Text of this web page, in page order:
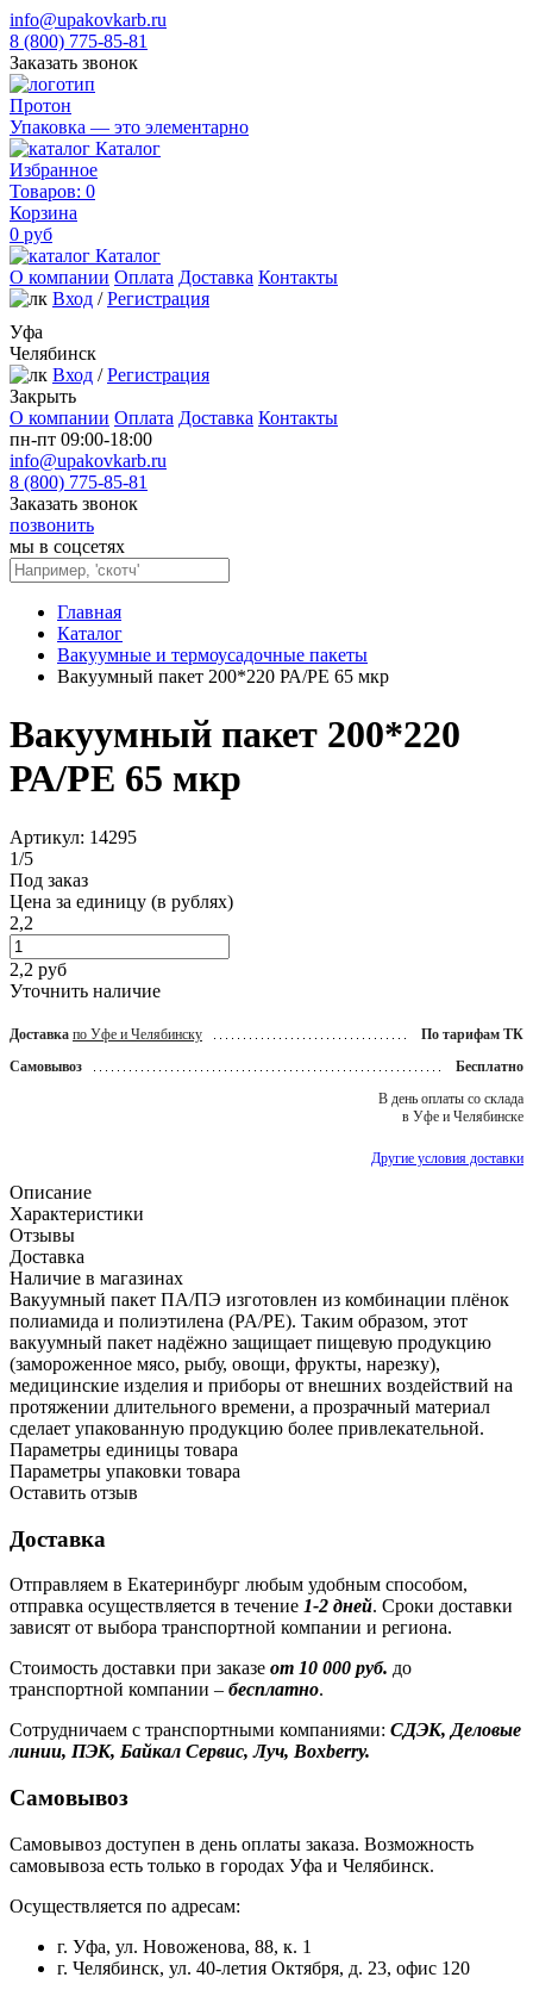
info@upakovkarb.ru
8 (800) 775-85-81
Заказать звонок
Протон
Упаковка — это элементарно
Каталог
Избранное
Товаров: 0
Корзина
0 руб
Каталог
О компании Оплата Доставка Контакты
Вход / Регистрация
Уфа
Челябинск
Вход / Регистрация
Закрыть
О компании Оплата Доставка Контакты
пн-пт 09:00-18:00
info@upakovkarb.ru
8 (800) 775-85-81
Заказать звонок
позвонить
мы в соцсетях
Главная
Каталог
Вакуумные и термоусадочные пакеты
Вакуумный пакет 200*220 РА/РЕ 65 мкр
Вакуумный пакет 200*220
РА/РЕ 65 мкр
Артикул: 14295
1/5
Под заказ
Цена за единицу (в рублях)
2,2
2,2 руб
Уточнить наличие
Доставка по Уфе и Челябинску
По тарифам ТК
Самовывоз
Бесплатно
В день оплаты со склада
в Уфе и Челябинске
Другие условия доставки
Описание
Характеристики
Отзывы
Доставка
Наличие в магазинах
Вакуумный пакет ПА/ПЭ изготовлен из комбинации плёнок
полиамида и полиэтилена (PA/PE). Таким образом, этот
вакуумный пакет надёжно защищает пищевую продукцию
(замороженное мясо, рыбу, овощи, фрукты, нарезку),
медицинские изделия и приборы от внешних воздействий на
протяжении длительного времени, а прозрачный материал
сделает упакованную продукцию более привлекательной.
Параметры единицы товара
Параметры упаковки товара
Оставить отзыв
Доставка
Отправляем в Екатеринбург любым удобным способом,
отправка осуществляется в течение 1-2 дней. Сроки доставки
зависят от выбора транспортной компании и региона.
Стоимость доставки при заказе от 10 000 руб. до
транспортной компании – бесплатно.
Сотрудничаем с транспортными компаниями: СДЭК, Деловые
линии, ПЭК, Байкал Сервис, Луч, Boxberry.
Самовывоз
Самовывоз доступен в день оплаты заказа. Возможность
самовывоза есть только в городах Уфа и Челябинск.
Осуществляется по адресам:
г. Уфа, ул. Новоженова, 88, к. 1
г. Челябинск, ул. 40-летия Октября, д. 23, офис 120